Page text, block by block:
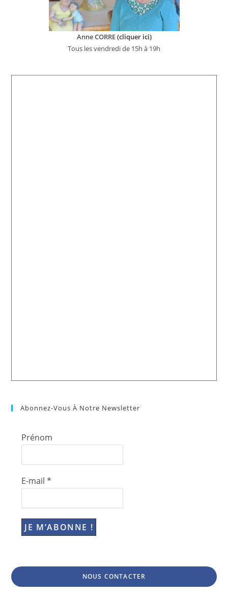
Anne CORRE(cliquer ici)
Tous les vendredi de 15h à 19h
Abonnez-Vous À Notre Newsletter
Prénom
E-mail*
NOUS CONTACTER